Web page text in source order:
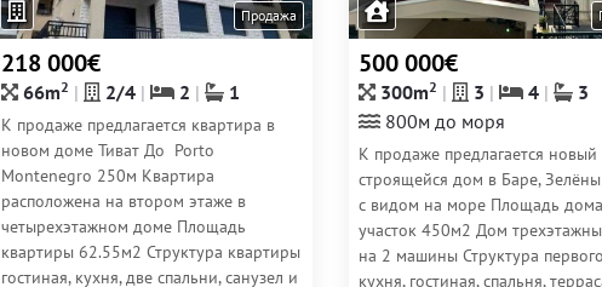
Продажа
218 000€
66m2 2/4 2 1
К продаже предлагается квартира в
новом доме Тиват До Porto
Montenegro 250м Квартира
расположена на втором этаже в
четырехэтажном доме Площадь
квартиры 62.55м2 Структура квартиры
гостиная, кухня, две спальни, санузел и
500 000€
300m2 3 4
3
800м до моря
К продаже предлагается новый
строящейся дом в Баре,
с видом на море Площадь
участок 450м2 Дом
на 2 машины Структура
кухня, гостиная, спальня,